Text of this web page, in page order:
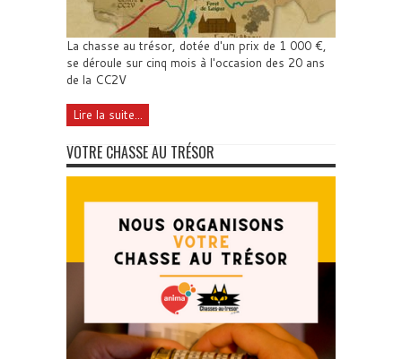
La chasse au trésor, dotée d'un prix de 1 000 €,
se déroule sur cinq mois à l'occasion des 20 ans
de la CC2V
Lire la suite...
VOTRE CHASSE AU TRÉSOR